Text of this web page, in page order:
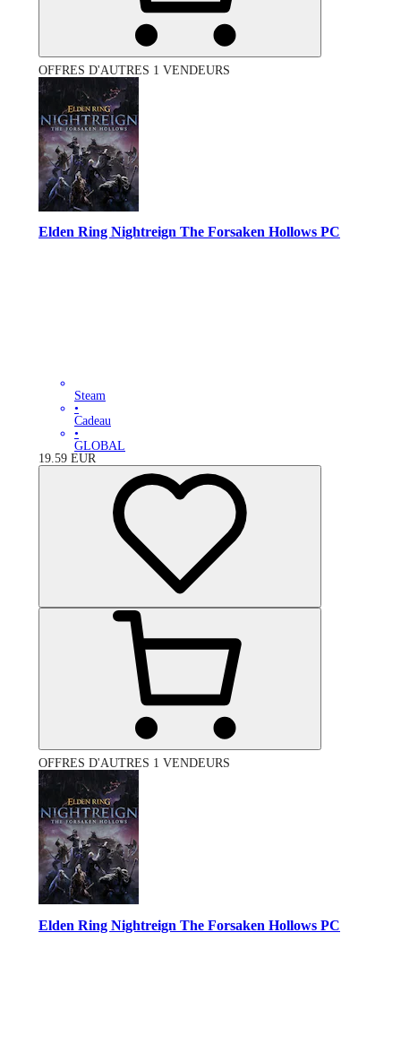
OFFRES D'AUTRES 1 VENDEURS
Elden Ring Nightreign The Forsaken Hollows PC
Steam
•
Cadeau
•
GLOBAL
19.59 EUR
OFFRES D'AUTRES 1 VENDEURS
Elden Ring Nightreign The Forsaken Hollows PC